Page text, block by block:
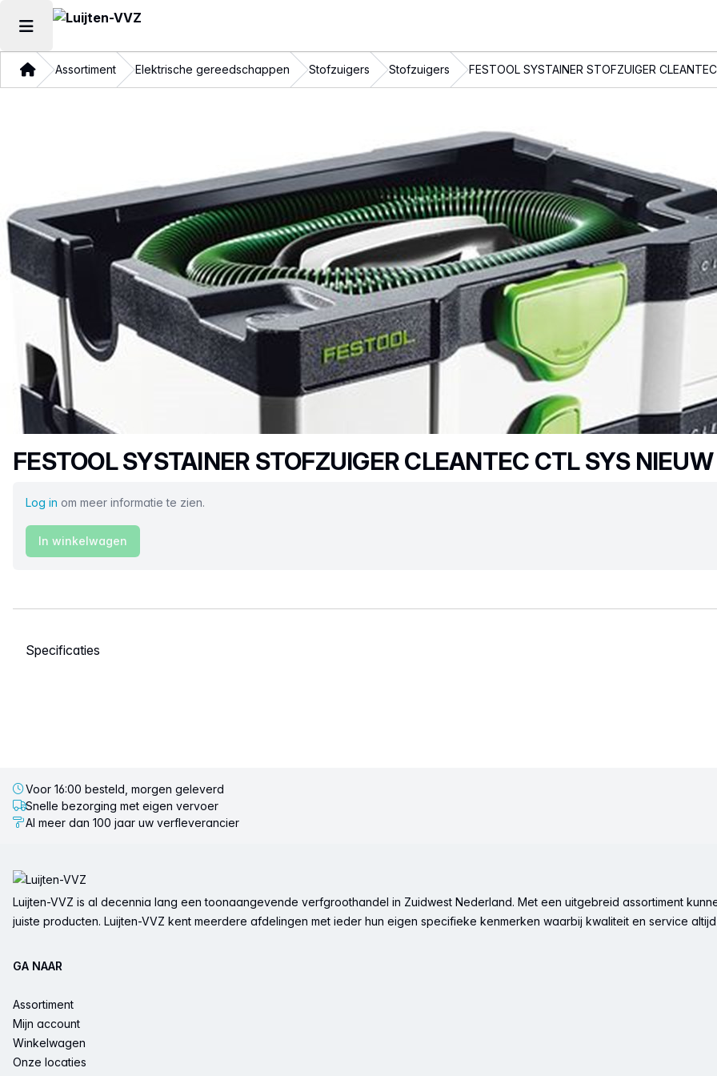
Hoofdmenu openen
ThuisAssortiment Elektrische gereedschappen Stofzuigers Stofzuigers FESTOOL SYSTAINER STOFZUIGER
Productnaam
FESTOOL SYSTAINER STOFZUIGER CLEANTEC CTL SYS NIEUW
Log in om meer informatie te zien.
In winkelwagen
Selecteer een tabblad
Voor 16:00 besteld, morgen geleverd
Snelle bezorging met eigen vervoer
Al meer dan 100 jaar uw verfleverancier
Luijten-VVZ is al decennia lang een toonaangevende verfgroothandel in Zuidwest Nederland. Met een uitgebreid assortiment
juiste producten. Luijten-VVZ kent meerdere afdelingen met ieder hun eigen specifieke kenmerken waarbij kwaliteit en service
GA NAAR
Assortiment
Mijn account
Winkelwagen
Onze locaties